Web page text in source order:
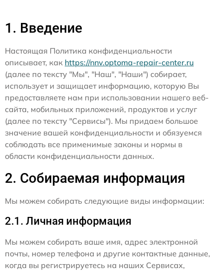
1. Введение
Настоящая Политика конфиденциальности
описывает, как https://nnv.optoma-repair-center.ru
(далее по тексту "Мы", "Наш", "Наши") собирает,
использует и защищает информацию, которую Вы
предоставляете нам при использовании нашего веб-
сайта, мобильных приложений, продуктов и услуг
(далее по тексту "Сервисы"). Мы придаем большое
значение вашей конфиденциальности и обязуемся
соблюдать все применимые законы и нормы в
области конфиденциальности данных.
2. Собираемая информация
Мы можем собирать следующие виды информации:
2.1. Личная информация
Мы можем собирать ваше имя, адрес электронной
почты, номер телефона и другие контактные данные,
когда вы регистрируетесь на наших Сервисах,